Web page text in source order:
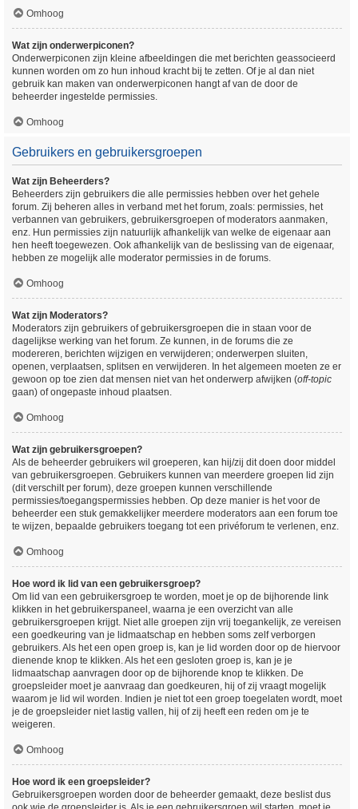
Omhoog
Wat zijn onderwerpiconen?
Onderwerpiconen zijn kleine afbeeldingen die met berichten geassocieerd
kunnen worden om zo hun inhoud kracht bij te zetten. Of je al dan niet
gebruik kan maken van onderwerpiconen hangt af van de door de
beheerder ingestelde permissies.
Omhoog
Gebruikers en gebruikersgroepen
Wat zijn Beheerders?
Beheerders zijn gebruikers die alle permissies hebben over het gehele
forum. Zij beheren alles in verband met het forum, zoals: permissies, het
verbannen van gebruikers, gebruikersgroepen of moderators aanmaken,
enz. Hun permissies zijn natuurlijk afhankelijk van welke de eigenaar aan
hen heeft toegewezen. Ook afhankelijk van de beslissing van de eigenaar,
hebben ze mogelijk alle moderator permissies in de forums.
Omhoog
Wat zijn Moderators?
Moderators zijn gebruikers of gebruikersgroepen die in staan voor de
dagelijkse werking van het forum. Ze kunnen, in de forums die ze
modereren, berichten wijzigen en verwijderen; onderwerpen sluiten,
openen, verplaatsen, splitsen en verwijderen. In het algemeen moeten ze er
gewoon op toe zien dat mensen niet van het onderwerp afwijken (off-topic
gaan) of ongepaste inhoud plaatsen.
Omhoog
Wat zijn gebruikersgroepen?
Als de beheerder gebruikers wil groeperen, kan hij/zij dit doen door middel
van gebruikersgroepen. Gebruikers kunnen van meerdere groepen lid zijn
(dit verschilt per forum), deze groepen kunnen verschillende
permissies/toegangspermissies hebben. Op deze manier is het voor de
beheerder een stuk gemakkelijker meerdere moderators aan een forum toe
te wijzen, bepaalde gebruikers toegang tot een privéforum te verlenen, enz.
Omhoog
Hoe word ik lid van een gebruikersgroep?
Om lid van een gebruikersgroep te worden, moet je op de bijhorende link
klikken in het gebruikerspaneel, waarna je een overzicht van alle
gebruikersgroepen krijgt. Niet alle groepen zijn vrij toegankelijk, ze vereisen
een goedkeuring van je lidmaatschap en hebben soms zelf verborgen
gebruikers. Als het een open groep is, kan je lid worden door op de hiervoor
dienende knop te klikken. Als het een gesloten groep is, kan je je
lidmaatschap aanvragen door op de bijhorende knop te klikken. De
groepsleider moet je aanvraag dan goedkeuren, hij of zij vraagt mogelijk
waarom je lid wil worden. Indien je niet tot een groep toegelaten wordt, moet
je de groepsleider niet lastig vallen, hij of zij heeft een reden om je te
weigeren.
Omhoog
Hoe word ik een groepsleider?
Gebruikersgroepen worden door de beheerder gemaakt, deze beslist dus